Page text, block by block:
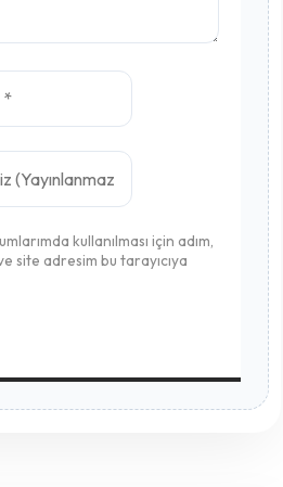
kullanılması için adım,
site adresim bu tarayıcıya